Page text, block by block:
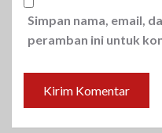
Simpan nama, email,
peramban ini untuk